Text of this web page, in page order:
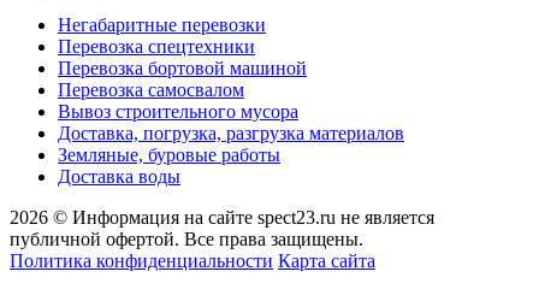
Негабаритные перевозки
Перевозка спецтехники
Перевозка бортовой машиной
Перевозка самосвалом
Вывоз строительного мусора
Доставка, погрузка, разгрузка материалов
Земляные, буровые работы
Доставка воды
2026 © Информация на сайте spect23.ru не является
публичной офертой. Все права защищены.
Политика конфиденциальности Карта сайта